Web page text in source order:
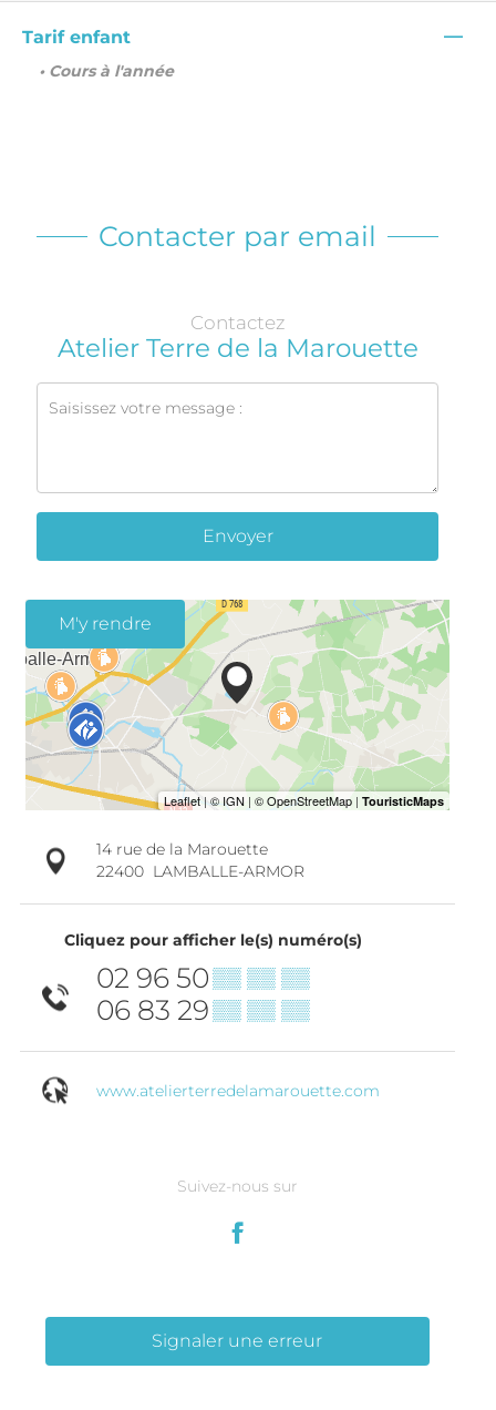
Tarif enfant —
• Cours à l'année
Contacter par email
Contactez
Atelier Terre de la Marouette
Envoyer
M'y rendre
14 rue de la Marouette
22400 LAMBALLE-ARMOR
Cliquez pour afficher le(s) numéro(s)
02 96 50▒▒ ▒▒ ▒▒
06 83 29▒▒ ▒▒ ▒▒
www.atelierterredelamarouette.com
Suivez-nous sur
Signaler une erreur